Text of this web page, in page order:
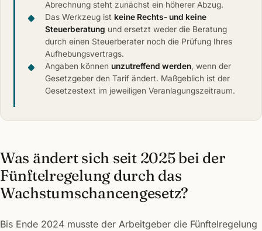
Abrechnung steht zunächst ein höherer Abzug.
Das Werkzeug ist keine Rechts- und keine
Steuerberatung und ersetzt weder die Beratung
durch einen Steuerberater noch die Prüfung Ihres
Aufhebungsvertrags.
Angaben können unzutreffend werden, wenn der
Gesetzgeber den Tarif ändert. Maßgeblich ist der
Gesetzestext im jeweiligen Veranlagungszeitraum.
Was ändert sich seit 2025 bei der
Fünftelregelung durch das
Wachstumschancengesetz?
Bis Ende 2024 musste der Arbeitgeber die Fünftelregelung